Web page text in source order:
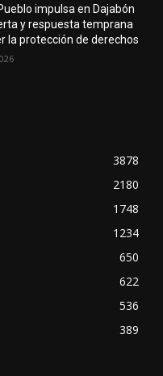
impulsa en Dajabón
y respuesta temprana
la protección de derechos
3878
2180
1748
1234
650
622
536
389